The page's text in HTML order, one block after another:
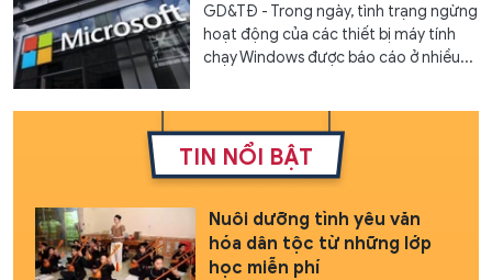
GD&TĐ - Trong ngày, tình trạng ngừng
hoạt động của các thiết bị máy tính
chạy Windows được báo cáo ở nhiều...
TIN NỔI BẬT
Nuôi dưỡng tình yêu văn
hóa dân tộc từ những lớp
học miễn phí